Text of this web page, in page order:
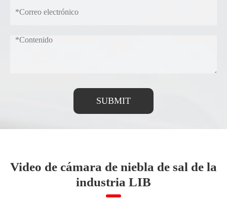
SUBMIT
Video de cámara de niebla de sal de la
industria LIB